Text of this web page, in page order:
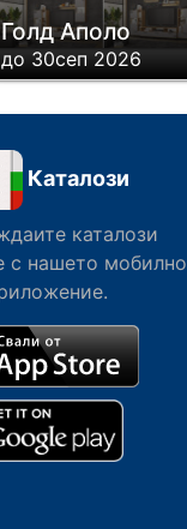
Голд Аполо
до 30сеп 2026
Каталози
каталози
с нашето мобилно